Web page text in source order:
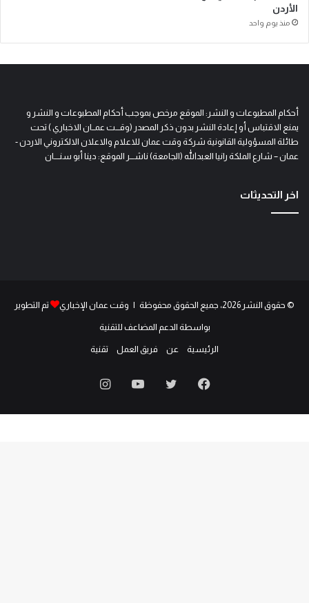
الأردن
منذ يوم واحد
أحكام المطبوعات و النشر: الموقع مرخص بموجب أحكام المطبوعات و النشر و
يمنع الاقتباس أو إعادة النشر بدون ذكر المصدر (وقـــت عمــان الاخباري ) تحت
طائلة المسؤولية القانونية شركة وقت عمان للاعلام والاعلان الالكتروني الاردن -
عمان – شارع الملكة رانيا العبدالله (الجامعة) ناشـــر الموقع: دينا أبو سنــــان
اخر التحديثات
© حقوق النشر 2026، جميع الحقوق محفوظة | وقت عمان الإخباري تم التطوير
بواسطة الدعم المضاعف للتقنية
الرئيسية عن فريق العمل تقنية